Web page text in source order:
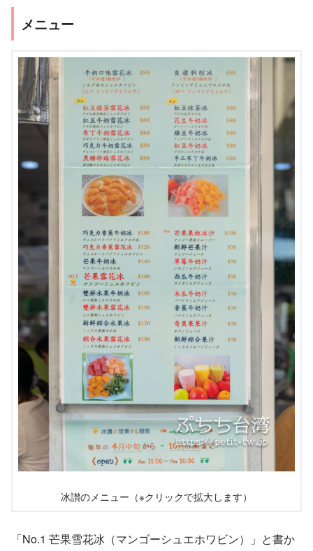
メニュー
冰讃のメニュー（※クリックで拡大します）
「No.1 芒果雪花冰（マンゴーシュエホワビン）」と書か